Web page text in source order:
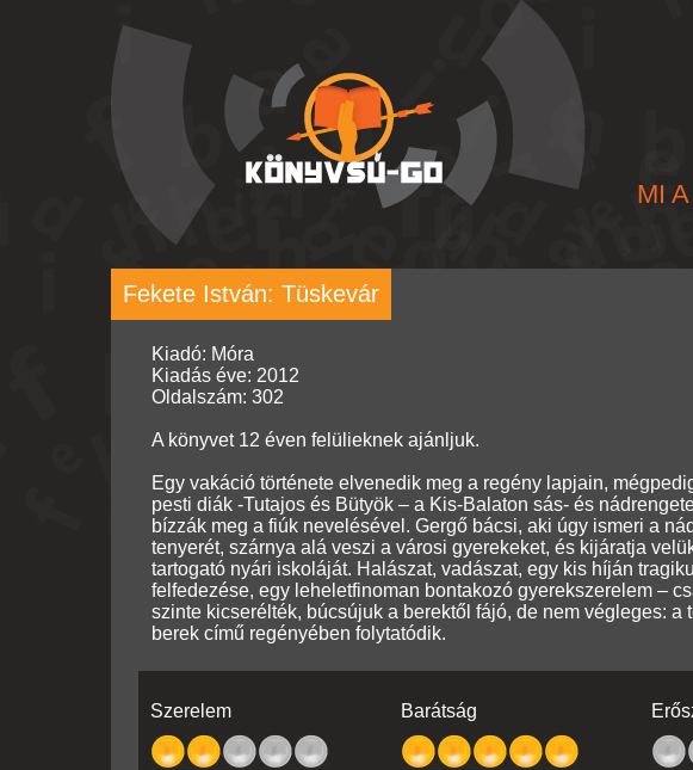
MI
Fekete István: Tüskevár
Kiadó: Móra
Kiadás éve: 2012
Oldalszám: 302
A könyvet 12 éven felülieknek ajánljuk.
Egy vakáció története elvenedik meg a regény lapjain,
pesti diák -Tutajos és Bütyök – a Kis-Balaton sás- és
bízzák meg a fiúk nevelésével. Gergő bácsi, aki úgy ismeri a
tenyerét, szárnya alá veszi a városi gyerekeket, és kijáratja
tartogató nyári iskoláját. Halászat, vadászat, egy kis híján
felfedezése, egy leheletfinoman bontakozó gyerekszerelem –
szinte kicserélték, búcsújuk a berektől fájó, de nem végleges:
berek című regényében folytatódik.
Szerelem Barátság